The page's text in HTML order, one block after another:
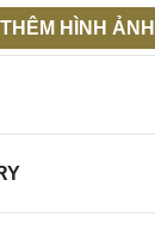
HÌNH ẢNH